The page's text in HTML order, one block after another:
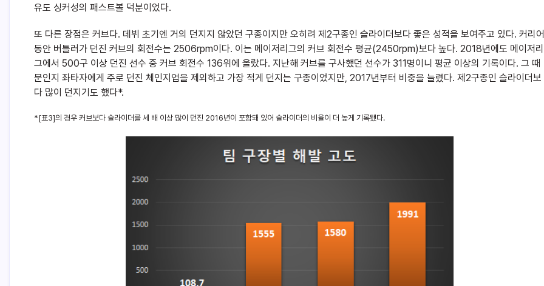
유도 싱커성의 패스트볼 덕분이었다.
또 다른 장점은 커브다. 데뷔 초기엔 거의 던지지 않았던 구종이지만 오히려 제2구종인 슬라이더보다 좋은 성적을 보여주고 있다. 커리어
동안 버틀러가 던진 커브의 회전수는 2506rpm이다. 이는 메이저리그의 커브 회전수 평균(2450rpm)보다 높다. 2018년에도 메이저리
그에서 500구 이상 던진 선수 중 커브 회전수 136위에 올랐다. 지난해 커브를 구사했던 선수가 311명이니 평균 이상의 기록이다. 그 때
문인지 좌타자에게 주로 던진 체인지업을 제외하고 가장 적게 던지는 구종이었지만, 2017년부터 비중을 늘렸다. 제2구종인 슬라이더보
다 많이 던지기도 했다*.
*[표3]의 경우 커브보다 슬라이더를 세 배 이상 많이 던진 2016년이 포함돼 있어 슬라이더의 비율이 더 높게 기록됐다.